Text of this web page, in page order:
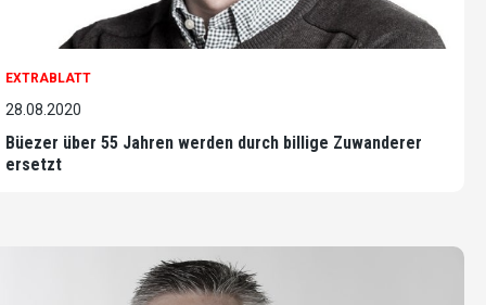
EXTRABLATT
28.08.2020
Büezer über 55 Jahren werden durch billige Zuwanderer
ersetzt